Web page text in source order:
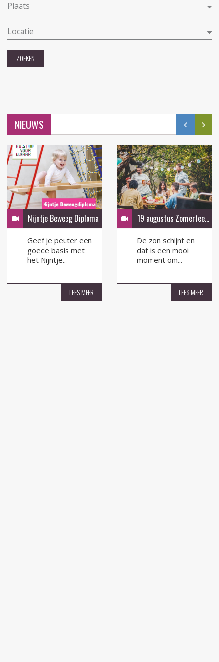
Plaats
Locatie
ZOEKEN
NIEUWS
Nijntje Beweeg Diploma
Geef je peuter een
goede basis met
het Nijntje...
LEES MEER
19 augustus Zomerfeest in de tuin
De zon schijnt en
dat is een mooi
moment om...
LEES MEER